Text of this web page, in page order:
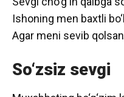
Ishoning men baxtli
Agar meni sevib
So‘zsiz sevgi